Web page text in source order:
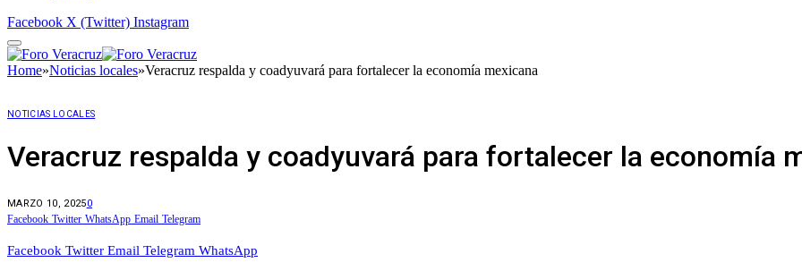
Facebook X (Twitter) Instagram
Home»Noticias locales»Veracruz respalda y coadyuvará para fortalecer la economía mexicana
NOTICIAS LOCALES
Veracruz respalda y coadyuvará para fortalecer la economía
MARZO 10, 20250
Facebook Twitter WhatsApp Email Telegram
Facebook Twitter Email Telegram WhatsApp